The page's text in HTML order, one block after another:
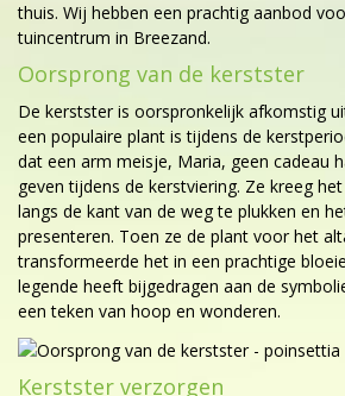
thuis. Wij hebben een prachtig aanbod
tuincentrum in Breezand.
Oorsprong van de kerstster
De kerstster is oorspronkelijk afkomstig
een populaire plant is tijdens de
dat een arm meisje, Maria, geen cadeau
geven tijdens de kerstviering. Ze kreeg
langs de kant van de weg te plukken en
presenteren. Toen ze de plant voor het
transformeerde het in een prachtige
legende heeft bijgedragen aan de
een teken van hoop en wonderen.
Kerstster verzorgen